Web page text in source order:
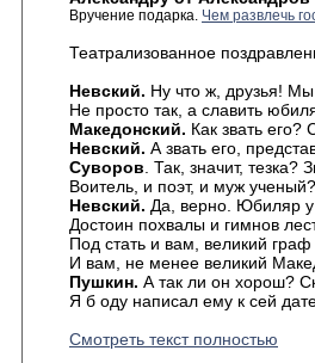
Вручение подарка. Чем развлечь
Театрализованное
Невский. Ну что ж, друзья!
Не просто так, а славить
Македонский. Как звать
Невский. А звать его,
Суворов . Так, значит, тезка?
Воитель, и поэт, и муж ученый?
Невский. Да, верно. Юбиляр
Достоин похвалы и гимнов
Под стать и вам, великий
И вам, не менее великий
Пушкин. А так ли он хорош?
Я б оду написал ему к сей
Смотреть текст полностью